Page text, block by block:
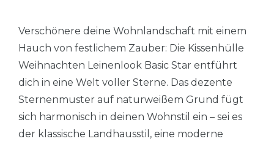
Verschönere deine Wohnlandschaft mit einem
Hauch von festlichem Zauber: Die Kissenhülle
Weihnachten Leinenlook Basic Star entführt
dich in eine Welt voller Sterne. Das dezente
Sternenmuster auf naturweißem Grund fügt
sich harmonisch in deinen Wohnstil ein – sei es
der klassische Landhausstil, eine moderne